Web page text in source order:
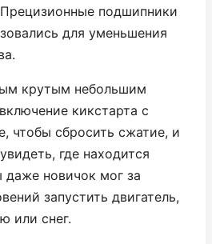
подшипники
для уменьшения
крутым небольшим
кикстарта с
чтобы сбросить сжатие, и
где находится
даже новичок мог за
запустить двигатель,
или снег.